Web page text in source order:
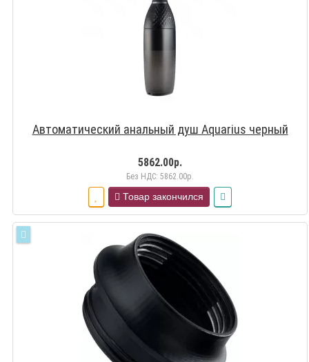
Автоматический анальный душ Aquarius черный
5862.00р.
Без НДС: 5862.00р.
Товар закончился